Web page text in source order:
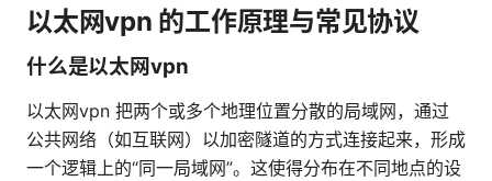
以太网vpn 的工作原理与常见协议
什么是以太网vpn
以太网vpn 把两个或多个地理位置分散的局域网，通过
公共网络（如互联网）以加密隧道的方式连接起来，形成
一个逻辑上的“同一局域网”。这使得分布在不同地点的设